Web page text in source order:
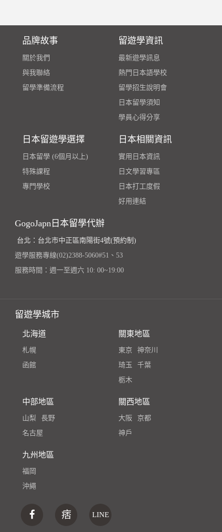
品牌故事
關於我們
與我聯絡
留學準備流程
留遊學資訊
最新遊學訊息
熱門日本語學校
留學招生說明會
日本留學須知
學員心得分享
日本留遊學選擇
日本留學 (6個月以上)
特殊課程
專門學校
日本相關資訊
實用日本資訊
日文學習專區
日本打工度假
好用連結
GogoJapn日本留學代辦
台北：台北市中正區南陽街4號(預約制)
遊學服務專線(02)2388-5060#51、53
服務時間：週一至週六 10: 00~19:00
留遊學城市
北海道
札幌
函館
關東地區
東京
神奈川
琦玉
千葉
栃木
中部地區
山梨
長野
名古屋
關西地區
大阪
京都
神戶
九州地區
福岡
沖繩
痞 LINE